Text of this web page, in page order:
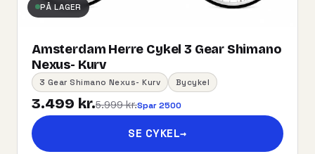
PÅ LAGER
Amsterdam Herre Cykel 3 Gear Shimano
Nexus- Kurv
3 Gear Shimano Nexus- Kurv Bycykel
3.499 kr.5.999 kr.Spar 2500
SE CYKEL→